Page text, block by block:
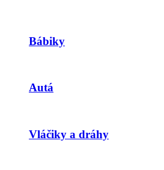
Bábiky
Autá
Vláčiky a dráhy